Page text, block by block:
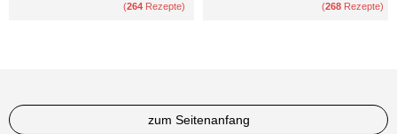
(264 Rezepte) (268 Rezepte)
zum Seitenanfang